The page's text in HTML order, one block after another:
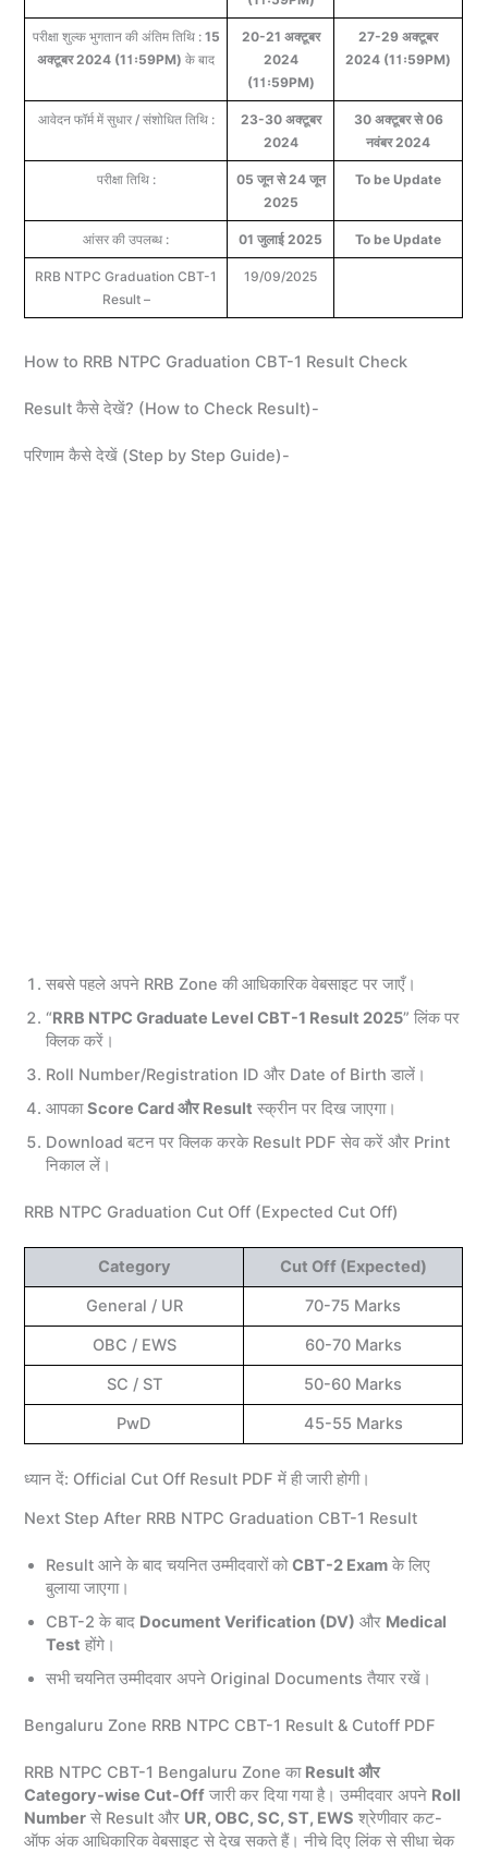
परीक्षा शुल्क भुगतान की अंतिम तिथि : 15
अक्टूबर 2024 (11ः59PM) के बाद
20-21 अक्टूबर
2024
(11ः59PM)
27-29 अक्टूबर
2024 (11ः59PM)
आवेदन फॉर्म में सुधार / संशोधित तिथि :
23-30 अक्टूबर
2024
30 अक्टूबर से 06
नवंबर 2024
परीक्षा तिथि :
05 जून से 24 जून
2025
To be Update
आंसर की उपलब्ध : 01 जुलाई 2025 To be Update
RRB NTPC Graduation CBT-1
Result –
19/09/2025
How to RRB NTPC Graduation CBT-1 Result Check
Result कैसे देखें? (How to Check Result)-
परिणाम कैसे देखें (Step by Step Guide)-
सबसे पहले अपने RRB Zone की आधिकारिक वेबसाइट पर जाएँ।
“RRB NTPC Graduate Level CBT-1 Result 2025” लिंक पर
क्लिक करें।
Roll Number/Registration ID और Date of Birth डालें।
आपकाScore Card और Result स्क्रीन पर दिख जाएगा।
Download बटन पर क्लिक करके Result PDF सेव करें और Print
निकाल लें।
RRB NTPC Graduation Cut Off (Expected Cut Off)
Category
Cut Off (Expected)
General / UR
70-75 Marks
OBC / EWS
60-70 Marks
SC / ST
50-60 Marks
PwD
45-55 Marks
ध्यान दें: Official Cut Off Result PDF में ही जारी होगी।
Next Step After RRB NTPC Graduation CBT-1 Result
Result आने के बाद चयनित उम्मीदवारों कोCBT-2 Exam के लिए
बुलाया जाएगा।
CBT-2 के बाद Document Verification (DV) और Medical
Test होंगे।
सभी चयनित उम्मीदवार अपने Original Documents तैयार रखें।
Bengaluru Zone RRB NTPC CBT-1 Result & Cutoff PDF
RRB NTPC CBT-1 Bengaluru Zone का Result और
Category-wise Cut-Off जारी कर दिया गया है। उम्मीदवार अपने Roll
Number से Result और UR, OBC, SC, ST, EWS श्रेणीवार कट-
ऑफ अंक आधिकारिक वेबसाइट से देख सकते हैं। नीचे दिए लिंक से सीधा चेक